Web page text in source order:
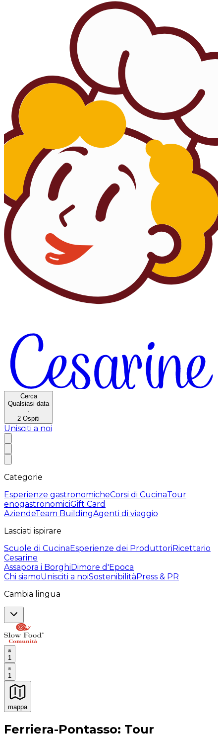
Cerca
Qualsiasi data
·
2 Ospiti
Unisciti a noi
Categorie
Esperienze gastronomicheCorsi di CucinaTour
enogastronomiciGift Card
AziendeTeam BuildingAgenti di viaggio
Lasciati ispirare
Scuole di CucinaEsperienze dei ProduttoriRicettario
Cesarine
Assapora i BorghiDimore d'Epoca
Chi siamoUnisciti a noiSostenibilitàPress & PR
Cambia lingua
1
1
mappa
Esperienze culinarie indimenticabili: Esperienze
Ferriera-Pontasso: Tour